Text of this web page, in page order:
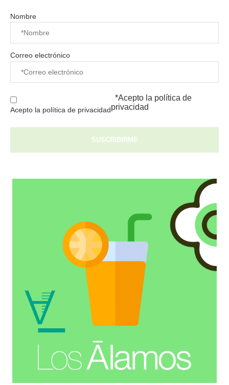
Nombre
Correo electrónico
Acepto la política de privacidad
*Acepto la política de
privacidad